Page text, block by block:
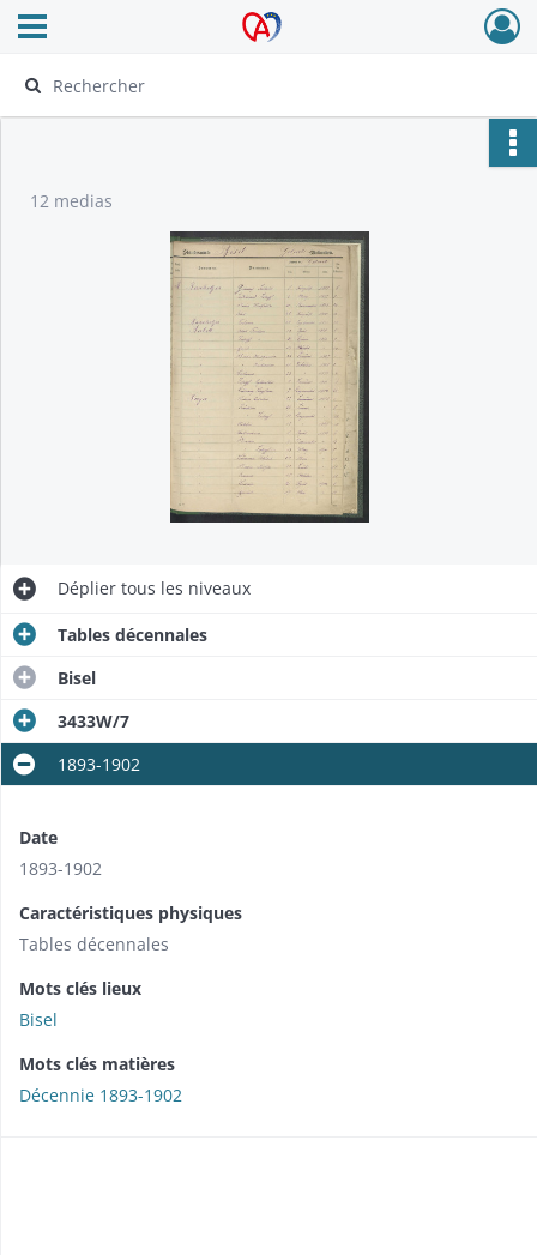
Archives Alsace - Colmar
Ouvrir le menu déroulant
12 medias
Déplier tous les niveaux
Tables décennales
Bisel
3433W/7
1893-1902
Date
1893-1902
Caractéristiques physiques
Tables décennales
Mots clés lieux
Bisel
Mots clés matières
Décennie 1893-1902